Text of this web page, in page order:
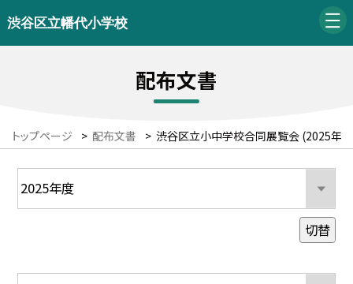
渋谷区立幡代小学校
配布文書
トップページ > 配布文書 > 渋谷区立小中学校合同展覧会 (2025年
切替